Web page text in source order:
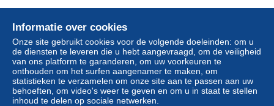
Statuut Professioneel handelaar
Nieuw
Informatie over cookies
Onze site gebruikt cookies voor de volgende doeleinden: om u
de diensten te leveren die u hebt aangevraagd, om de veiligheid
van ons platform te garanderen, om uw voorkeuren te
onthouden om het surfen aangenamer te maken, om
statistieken te verzamelen om onze site aan te passen aan uw
behoeften, om video's weer te geven en om u in staat te stellen
inhoud te delen op sociale netwerken.